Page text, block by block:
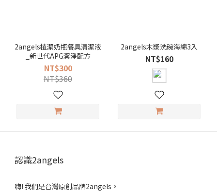
2angels植潔奶瓶餐具清潔液
_新世代APG潔淨配方
NT$300
NT$360
2angels木漿洗碗海綿3入
NT$160
認識2angels
嗨! 我們是台灣原創品牌2angels。